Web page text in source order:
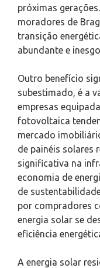
próximas
moradores de
transição
abundante e
Outro benefício
subestimado, é a
empresas
fotovoltaica
mercado
de painéis solares
significativa na
economia de
de
por compradores
energia solar se
eficiência
A energia solar